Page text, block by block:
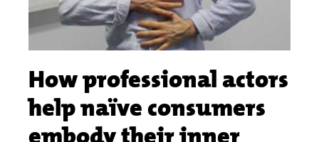
How professional actors
help naïve consumers